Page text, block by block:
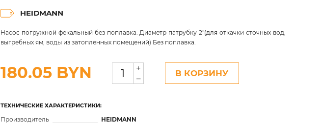
HEIDMANN
Насос погружной фекальный без поплавка. Диаметр патрубку 2"(для откачки сточных вод,
выгребных ям, воды из затопленных помещений) Без поплавка.
180.05 BYN
+
–
В КОРЗИНУ
ТЕХНИЧЕСКИЕ ХАРАКТЕРИСТИКИ:
Производитель
HEIDMANN